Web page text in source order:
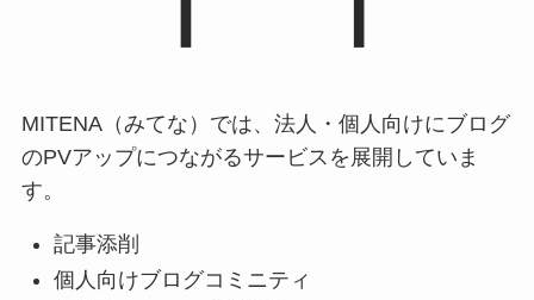
MITENA（みてな）では、法人・個人向けにブログ
のPVアップにつながるサービスを展開していま
す。
記事添削
個人向けブログコミニティ